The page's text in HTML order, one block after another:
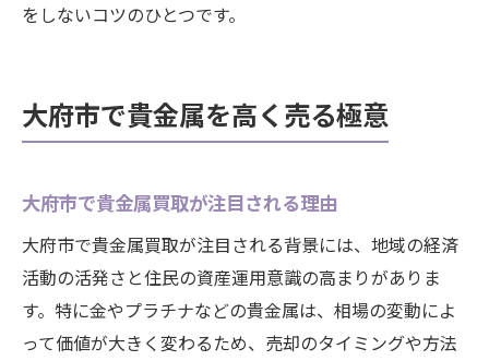
をしないコツのひとつです。
大府市で貴金属を高く売る極意
大府市で貴金属買取が注目される理由
大府市で貴金属買取が注目される背景には、地域の経済
活動の活発さと住民の資産運用意識の高まりがありま
す。特に金やプラチナなどの貴金属は、相場の変動によ
って価値が大きく変わるため、売却のタイミングや方法